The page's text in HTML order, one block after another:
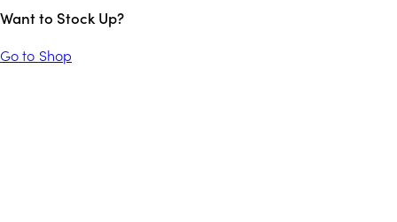
Want to Stock Up?
Go to Shop